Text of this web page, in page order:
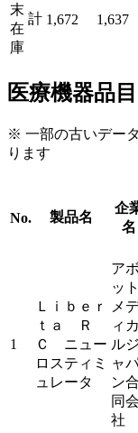
末
在
庫
計 1,672 1,637
医療機器品
※ 一部の古いデー
ります
No. 製品名
企
名
1
Ｌｉｂｅｒ
ｔａ Ｒ
Ｃ ニュー
ロスティミ
ュレータ
アボ
ット
メ
ィカ
ルジ
ャ
ン合
同会
社